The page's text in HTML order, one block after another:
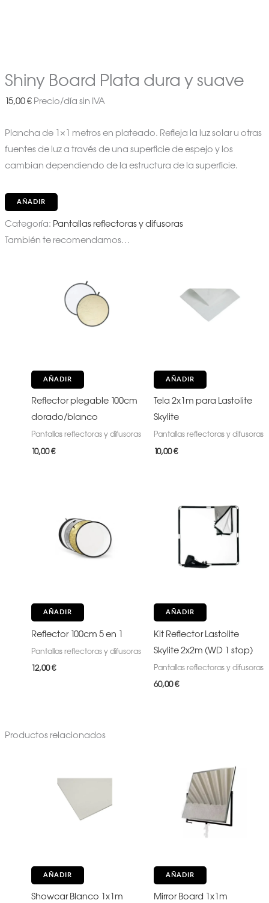
Shiny Board Plata dura y suave
15,00€ Precio/día sin IVA
Plancha de 1×1 metros en plateado. Refleja la luz solar u otras
fuentes de luz a través de una superficie de espejo y los
cambian dependiendo de la estructura de la superficie.
AÑADIR
Categoría: Pantallas reflectoras y difusoras
También te recomendamos…
AÑADIR
Reflector plegable 100cm
dorado/blanco
Pantallas reflectoras y difusoras
10,00€
AÑADIR
Tela 2x1m para Lastolite
Skylite
Pantallas reflectoras y difusoras
10,00€
AÑADIR
Reflector 100cm 5 en 1
Pantallas reflectoras y difusoras
12,00€
AÑADIR
Kit Reflector Lastolite
Skylite 2x2m (WD 1 stop)
Pantallas reflectoras y difusoras
60,00€
Productos relacionados
AÑADIR
Showcar Blanco 1x1m
AÑADIR
Mirror Board 1x1m